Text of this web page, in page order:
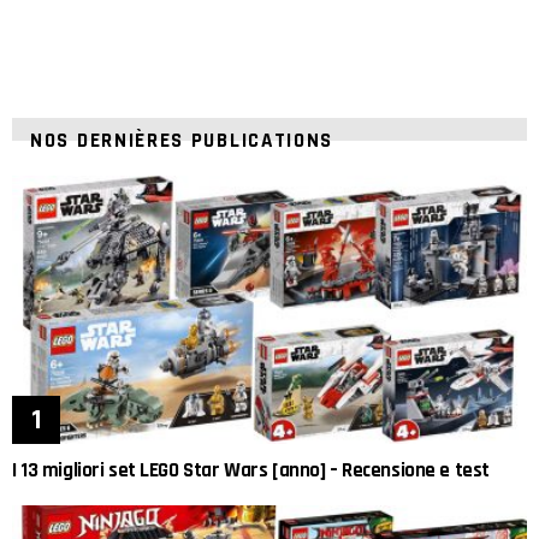
NOS DERNIÈRES PUBLICATIONS
I 13 migliori set LEGO Star Wars [anno] – Recensione e test